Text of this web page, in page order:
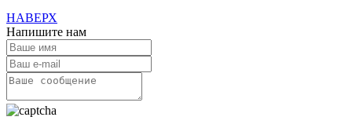
НАВЕРХ
Напишите нам